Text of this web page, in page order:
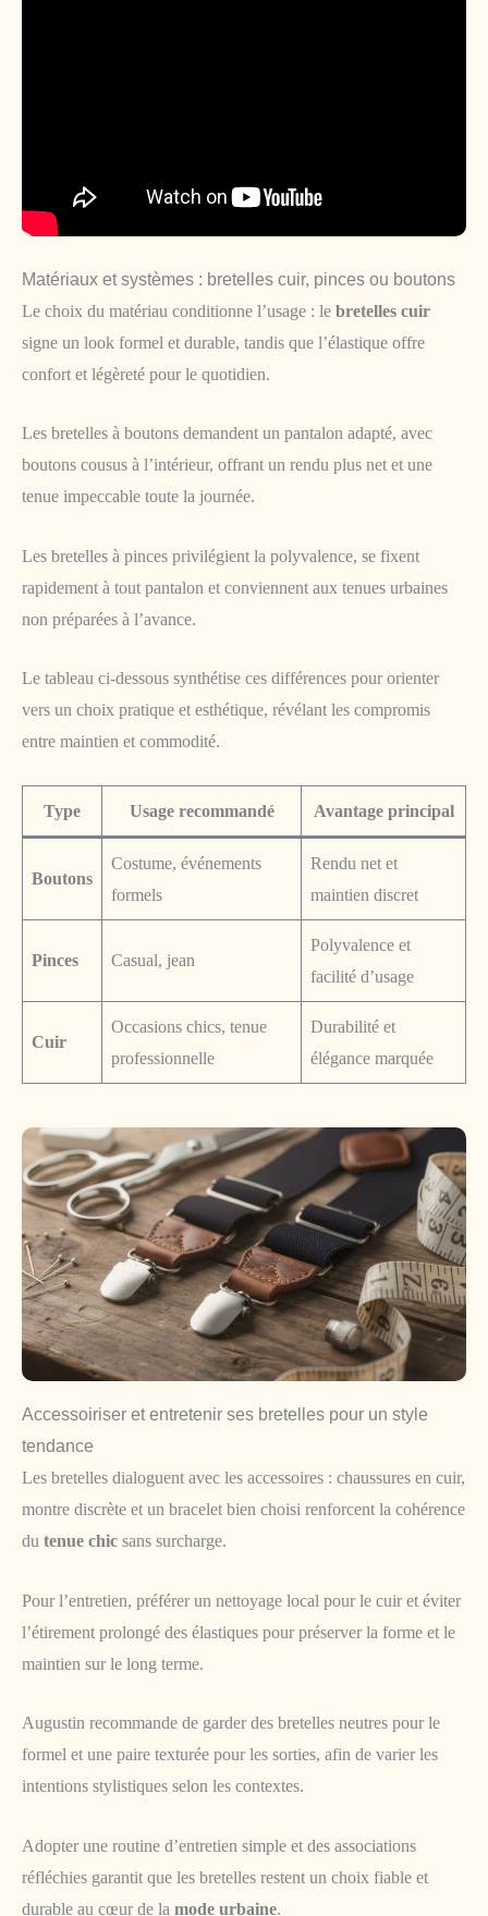
Matériaux et systèmes : bretelles cuir, pinces ou boutons
Le choix du matériau conditionne l’usage : le bretelles cuir
signe un look formel et durable, tandis que l’élastique offre
confort et légèreté pour le quotidien.
Les bretelles à boutons demandent un pantalon adapté, avec
boutons cousus à l’intérieur, offrant un rendu plus net et une
tenue impeccable toute la journée.
Les bretelles à pinces privilégient la polyvalence, se fixent
rapidement à tout pantalon et conviennent aux tenues urbaines
non préparées à l’avance.
Le tableau ci-dessous synthétise ces différences pour orienter
vers un choix pratique et esthétique, révélant les compromis
entre maintien et commodité.
Type Usage recommandé Avantage principal
Boutons
Costume, événements
formels
Rendu net et
maintien discret
Pinces Casual, jean
Polyvalence et
facilité d’usage
Cuir
Occasions chics, tenue
professionnelle
Durabilité et
élégance marquée
Accessoiriser et entretenir ses bretelles pour un style
tendance
Les bretelles dialoguent avec les accessoires : chaussures en cuir,
montre discrète et un bracelet bien choisi renforcent la cohérence
du tenue chic sans surcharge.
Pour l’entretien, préférer un nettoyage local pour le cuir et éviter
l’étirement prolongé des élastiques pour préserver la forme et le
maintien sur le long terme.
Augustin recommande de garder des bretelles neutres pour le
formel et une paire texturée pour les sorties, afin de varier les
intentions stylistiques selon les contextes.
Adopter une routine d’entretien simple et des associations
réfléchies garantit que les bretelles restent un choix fiable et
durable au cœur de la mode urbaine.